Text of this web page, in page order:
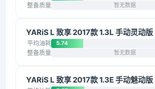
整备质量 暂无数据
YARiS L 致享 2017款 1.3L 手动灵动版
平均油耗 5.74
整备质量 暂无数据
YARiS L 致享 2017款 1.3E 手动魅动版